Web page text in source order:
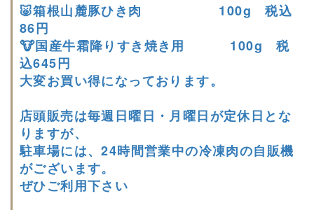
🐷箱根山麓豚ひき肉 100g 税込
86円
🐮国産牛霜降りすき焼き用 100g 税
込645円
大変お買い得になっております。
店頭販売は毎週日曜日・月曜日が定休日とな
りますが、
駐車場には、24時間営業中の冷凍肉の自販機
がございます。
ぜひご利用下さい